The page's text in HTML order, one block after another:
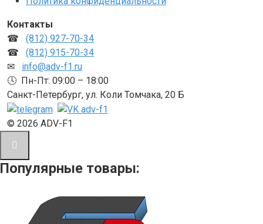
Контакты
☎ (812) 927-70-34
☎ (812) 915-70-34
✉ info@adv-f1.ru
🕓 Пн-Пт: 09:00 – 18:00
Санкт-Петербург, ул. Коли Томчака, 20 Б
© 2026 ADV-F1
Популярные товары: